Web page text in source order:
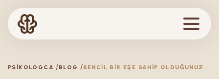
PSIKOLOGCA BLOG B
ENCIL BIR EŞE SAHIP OLDUĞUNUZUN İŞARETLERI NELERDIR?